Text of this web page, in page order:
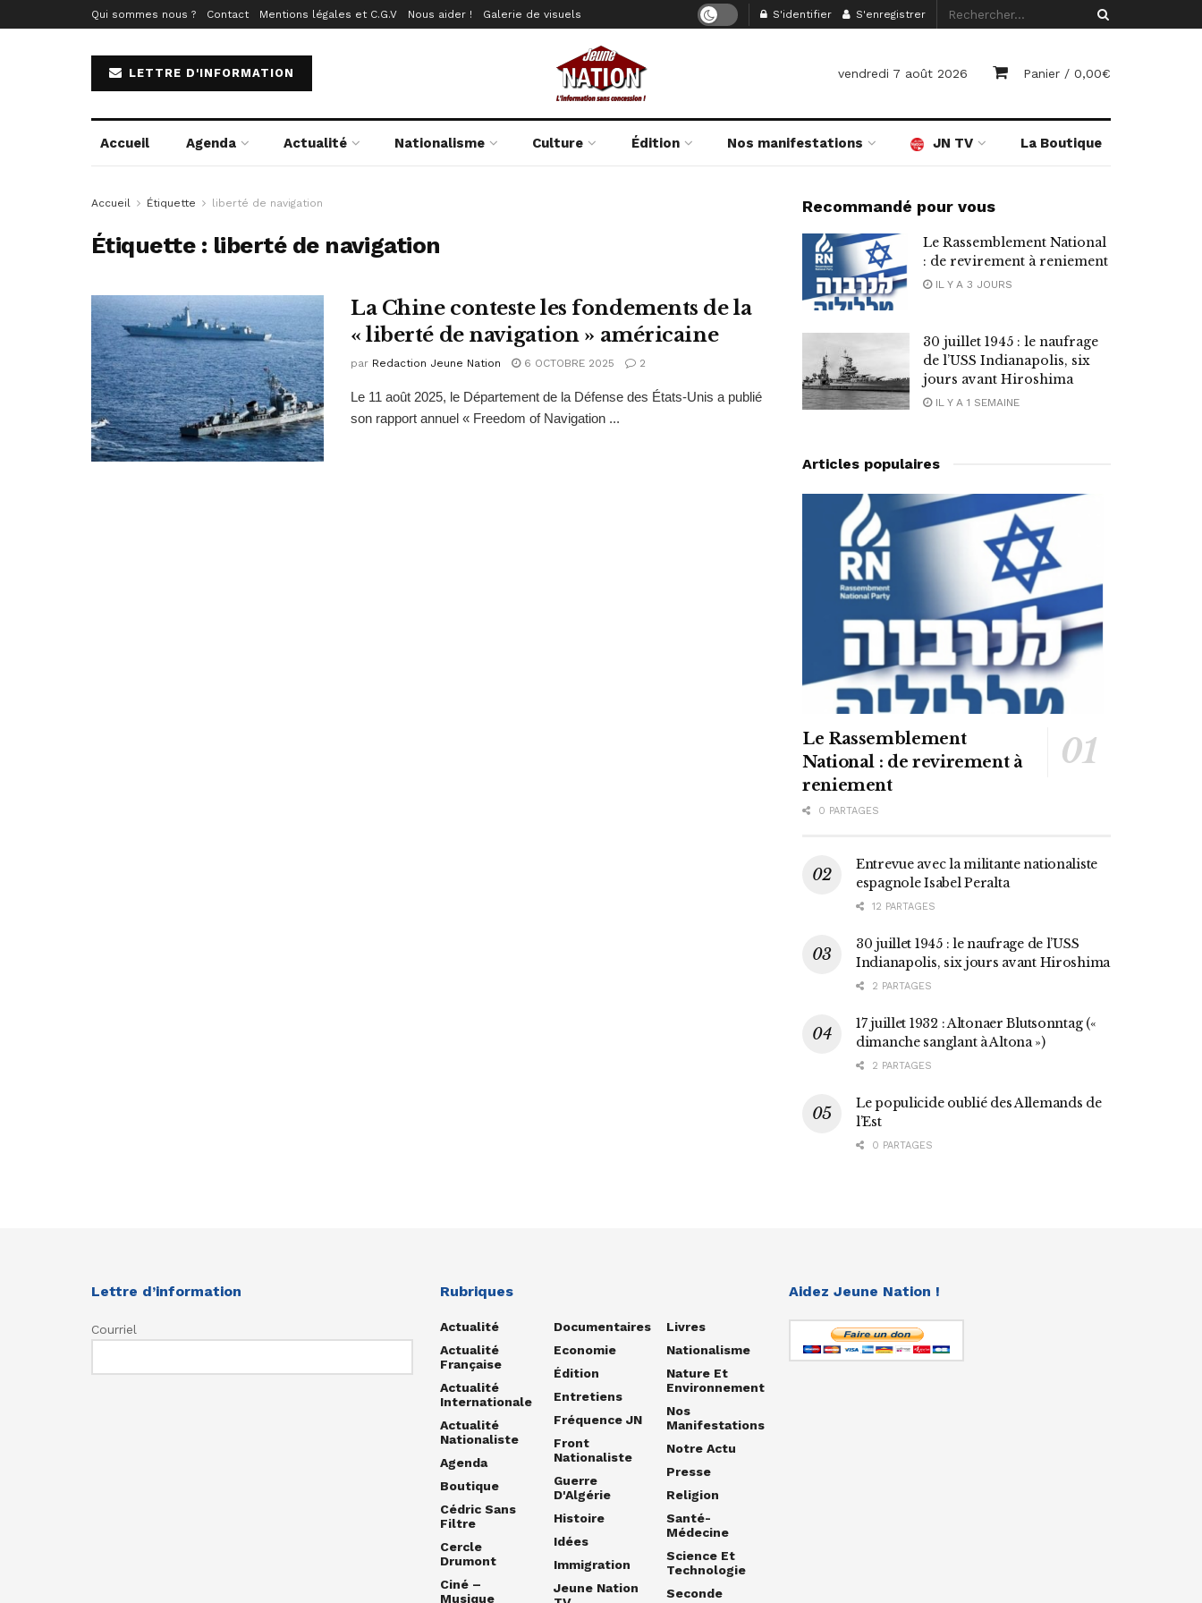
Qui sommes nous ? Contact Mentions légales et C.G.V Nous aider ! Galerie de visuels S'identifier S'enregistrer
LETTRE D'INFORMATION vendredi 7 août 2026 Panier / 0,00€
Accueil Agenda Actualité Nationalisme Culture Édition Nos manifestations JN TV La Boutique
Accueil Étiquette liberté de navigation
Étiquette : liberté de navigation
La Chine conteste les fondements de la
« liberté de navigation » américaine
par Redaction Jeune Nation 6 OCTOBRE 2025 2
Le 11 août 2025, le Département de la Défense des États-Unis a publié
son rapport annuel « Freedom of Navigation ...
Recommandé pour vous
Le Rassemblement National
: de revirement à reniement
IL Y A 3 JOURS
30 juillet 1945 : le naufrage
de l’USS Indianapolis, six
jours avant Hiroshima
IL Y A 1 SEMAINE
Articles populaires
Le Rassemblement
National : de revirement à
reniement
0 PARTAGES
Entrevue avec la militante nationaliste
espagnole Isabel Peralta
12 PARTAGES
30 juillet 1945 : le naufrage de l’USS
Indianapolis, six jours avant Hiroshima
2 PARTAGES
17 juillet 1932 : Altonaer Blutsonntag («
dimanche sanglant à Altona »)
2 PARTAGES
Le populicide oublié des Allemands de
l’Est
0 PARTAGES
Lettre d’information
Courriel
Rubriques
Actualité
Actualité
Française
Actualité
Internationale
Actualité
Nationaliste
Agenda
Boutique
Cédric Sans
Filtre
Cercle
Drumont
Ciné –
Musique
Documentaires
Economie
Édition
Entretiens
Fréquence JN
Front
Nationaliste
Guerre
D'Algérie
Histoire
Idées
Immigration
Jeune Nation
Livres
Nationalisme
Nature Et
Environnement
Nos
Manifestations
Notre Actu
Presse
Religion
Santé-
Médecine
Science Et
Technologie
Seconde
Aidez Jeune Nation !